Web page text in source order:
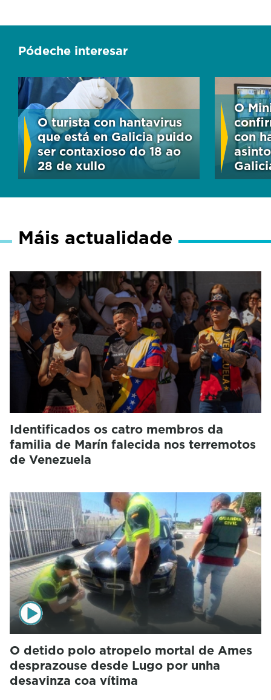
Pódeche interesar
O turista con hantavirus
que está en Galicia puido
ser contaxioso do 18 ao
28 de xullo
O
con
Máis actualidade
Identificados os catro membros da
familia de Marín falecida nos terremotos
de Venezuela
O detido polo atropelo mortal de Ames
desprazouse desde Lugo por unha
desavinza coa vítima